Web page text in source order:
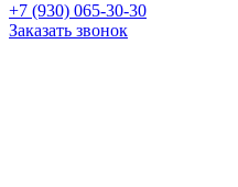
+7 (930) 065-30-30
Заказать звонок